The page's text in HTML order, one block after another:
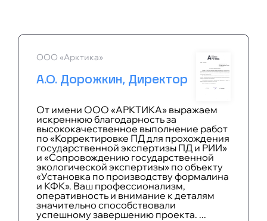
ООО «Арктика»
А.О. Дорожкин, Директор
От имени ООО «АРКТИКА» выражаем
искреннюю благодарность за
высококачественное выполнение работ
по «Корректировке ПД для прохождения
государственной экспертизы ПД и РИИ»
и «Сопровождению государственной
экологической экспертизы» по объекту
«Установка по производству формалина
и КФК». Ваш профессионализм,
оперативность и внимание к деталям
значительно способствовали
успешному завершению проекта. ...